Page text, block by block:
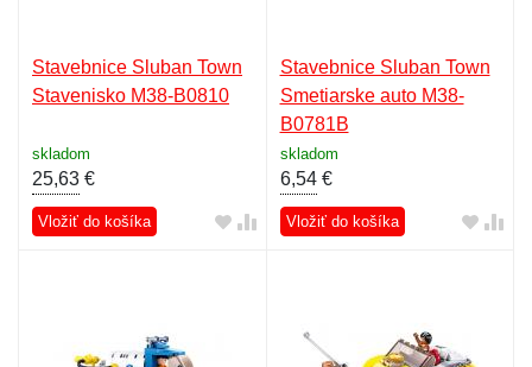
Stavebnice Sluban Town
Stavenisko M38-B0810
skladom
25,63 €
Vložiť do košíka
Stavebnice Sluban Town
Smetiarske auto M38-
B0781B
skladom
6,54€
Vložiť do košíka